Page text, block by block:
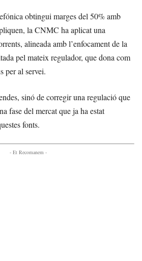
obtingui marges del 50% amb
la CNMC ha aplicat una
alineada amb l’enfocament de la
pel mateix regulador, que dona com
per al servei.
sinó de corregir una regulació que
fase del mercat que ja ha estat
fonts.
- Et Recomanem -